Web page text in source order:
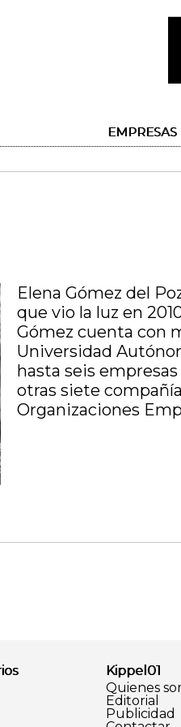
EMPRESAS
Elena Gómez del
que vio la luz en
Gómez cuenta con
Universidad
hasta seis
otras siete
Organizaciones
Kippel01
Quienes
Editorial
Publicidad